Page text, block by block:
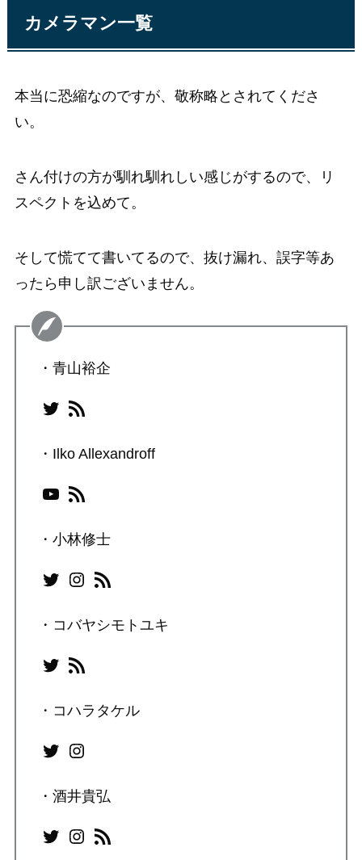
カメラマン一覧
本当に恐縮なのですが、敬称略とされてくださ
い。
さん付けの方が馴れ馴れしい感じがするので、リ
スペクトを込めて。
そして慌てて書いてるので、抜け漏れ、誤字等あ
ったら申し訳ございません。
・青山裕企
Twitter
RSS フィード
・Ilko Allexandroff
YouTube
RSS フィード
・小林修士
TwitterInstagram
RSS フィード
・コバヤシモトユキ
Twitter
RSS フィード
・コハラタケル
TwitterInstagram
・酒井貴弘
TwitterInstagram
RSS フィード